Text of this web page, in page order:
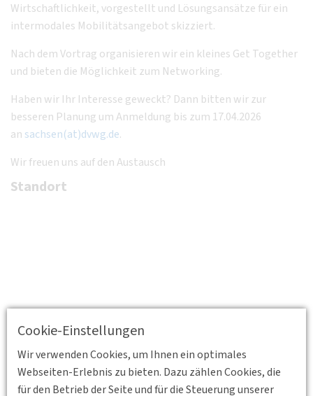
Cookie-Einstellungen
Wir verwenden Cookies, um Ihnen ein optimales
Webseiten-Erlebnis zu bieten. Dazu zählen Cookies, die
für den Betrieb der Seite und für die Steuerung unserer
Wirtschaftlichkeit, vorgestellt und Lösungsansätze für ein
intermodales Mobilitätsangebot skizziert.
Nach dem Vortrag organisieren wir ein kleines Get Together
und bieten die Möglichkeit zum Networking.
Haben wir Ihr Interesse geweckt? Dann bitten wir zur
besseren Planung um Anmeldung bis zum 17.04.2026
an sachsen(at)dvwg.de.
Wir freuen uns auf den Austausch
Standort